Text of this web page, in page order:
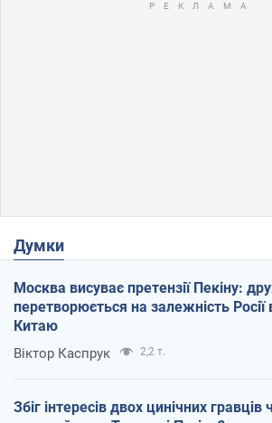
Думки
Москва висуває претензії Пекіну:
перетворюється на залежність Росії
Китаю
Віктор Каспрук 2,2 т.
Збіг інтересів двох цинічних гравців